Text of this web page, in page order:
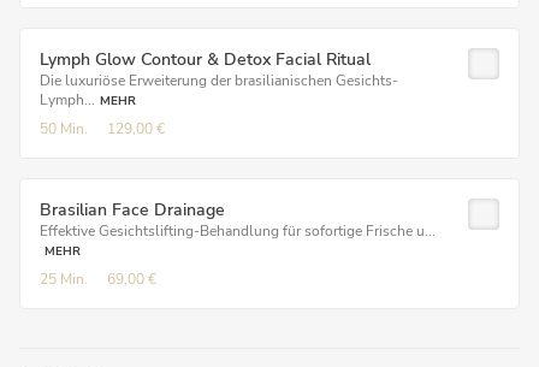
Lymph Glow Contour & Detox Facial Ritual
Die luxuriöse Erweiterung der brasilianischen Gesichts-
Lymph... MEHR
50 Min. 129,00 €
Brasilian Face Drainage
Effektive Gesichtslifting-Behandlung für sofortige Frische u...
MEHR
25 Min. 69,00 €